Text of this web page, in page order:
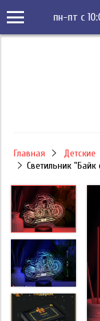
пн-пт с
Главная Детские
Светильник